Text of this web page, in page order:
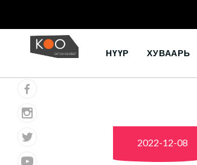
НҮҮР ХУВААРЬ
2022-12-08